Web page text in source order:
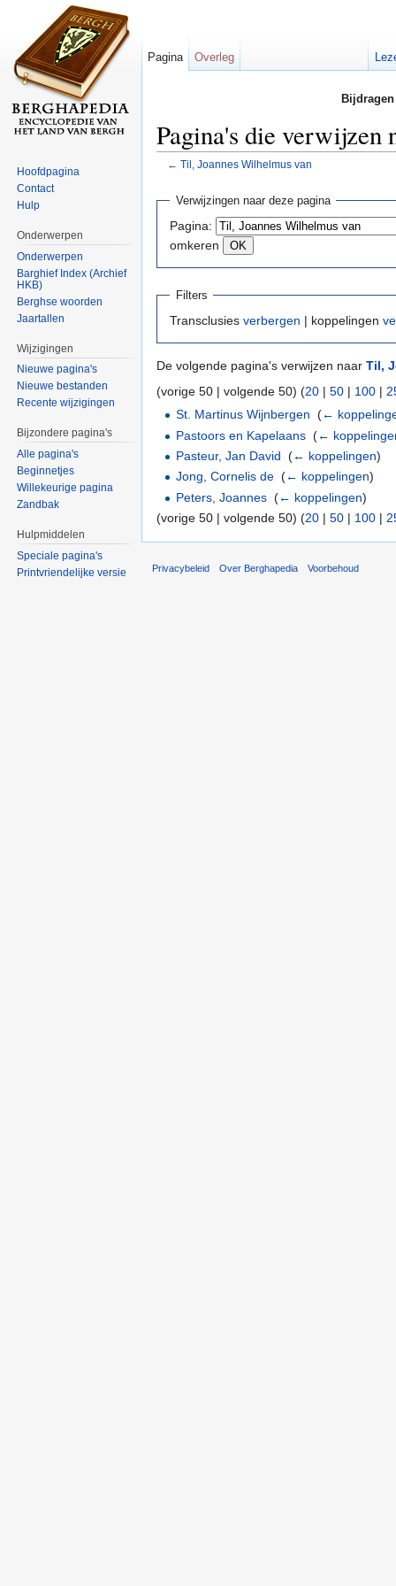
Pagina's die verwijzen
← Til, Joannes Wilhelmus van
Verwijzingen naar deze pagina
Pagina:
omkeren
Filters
Transclusies verbergen | koppelingen
De volgende pagina's verwijzen naar Til,
(vorige 50 | volgende 50) (20 | 50 | 100 |
St. Martinus Wijnbergen ‎(←
Pastoors en Kapelaans ‎(←
Pasteur, Jan David ‎(← koppelingen)
Jong, Cornelis de ‎(← koppelingen)
Peters, Joannes ‎(← koppelingen)
(vorige 50 | volgende 50) (20 | 50 | 100 |
Pagina Overleg
Hoofdpagina
Contact
Hulp
Onderwerpen
Onderwerpen
Barghief Index (Archief
HKB)
Berghse woorden
Jaartallen
Wijzigingen
Nieuwe pagina's
Nieuwe bestanden
Recente wijzigingen
Bijzondere pagina's
Alle pagina's
Beginnetjes
Willekeurige pagina
Zandbak
Hulpmiddelen
Speciale pagina's
Printvriendelijke versie
Privacybeleid Over Berghapedia Voorbehoud